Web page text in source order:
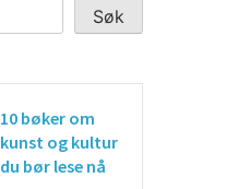
Søk
10 bøker om
kunst og kultur
du bør lese nå